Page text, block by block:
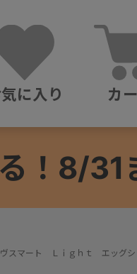
に入り カ
！8/31
ヴスマート Ｌｉｇｈｔ エッグ